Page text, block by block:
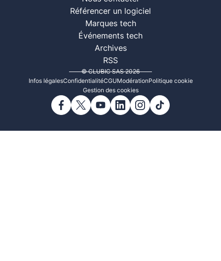
Référencer un logiciel
Marques tech
Événements tech
Archives
RSS
© CLUBIC SAS 2026
Infos légalesConfidentialitéCGUModérationPolitique cookie
Gestion des cookies